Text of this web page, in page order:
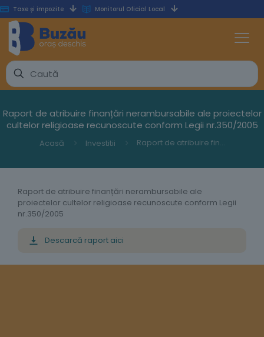
Taxe și impozite Monitorul Oficial Local
Raport de atribuire finanțări nerambursabile ale proiectelor
cultelor religioase recunoscute conform Legii nr.350/2005
Acasă Investitii Raport de atribuire finanțări nerambursabile ale proiectelor cultelor religioase recunoscute conform Legii nr.350/2005
Raport de atribuire finanțări nerambursabile ale
proiectelor cultelor religioase recunoscute conform Legii
nr.350/2005
Descarcă raport aici